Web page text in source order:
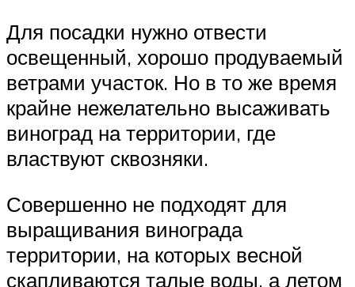
Для посадки нужно отвести
освещенный, хорошо продуваемый
ветрами участок. Но в то же время
крайне нежелательно высаживать
виноград на территории, где
властвуют сквозняки.
Совершенно не подходят для
выращивания винограда
территории, на которых весной
скапливаются талые воды, а летом